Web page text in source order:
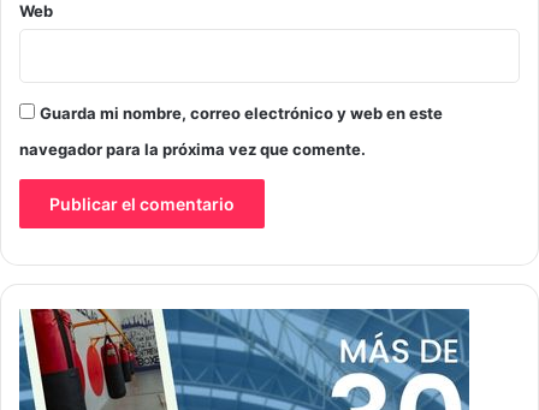
Web
Guarda mi nombre, correo electrónico y web en este
navegador para la próxima vez que comente.